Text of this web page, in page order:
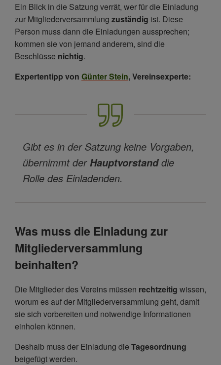
Ein Blick in die Satzung verrät, wer für die Einladung
zur Mitgliederversammlung zuständig ist. Diese
Person muss dann die Einladungen aussprechen;
kommen sie von jemand anderem, sind die
Beschlüsse nichtig.
Expertentipp von Günter Stein, Vereinsexperte:
Gibt es in der Satzung keine Vorgaben,
übernimmt der Hauptvorstand die
Rolle des Einladenden.
Was muss die Einladung zur
Mitgliederversammlung
beinhalten?
Die Mitglieder des Vereins müssen rechtzeitig wissen,
worum es auf der Mitgliederversammlung geht, damit
sie sich vorbereiten und notwendige Informationen
einholen können.
Deshalb muss der Einladung die Tagesordnung
beigefügt werden.